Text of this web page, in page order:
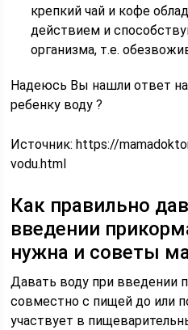
крепкий чай и кофе
действием и
организма, т.е.
Надеюсь Вы нашли ответ
ребенку воду ?
Источник:https://
vodu.html
Как правильно
введении
нужна и советы
Давать воду при введении
совместно с пищей до или
участвует в